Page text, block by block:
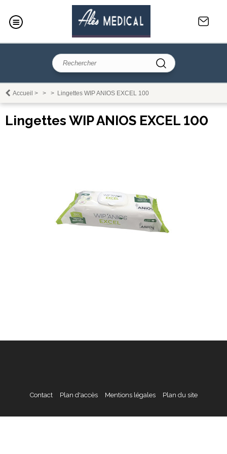
Accueil > > > Lingettes WIP ANIOS EXCEL 100
Lingettes WIP ANIOS EXCEL 100
Contact Plan d'accès Mentions légales Plan du site